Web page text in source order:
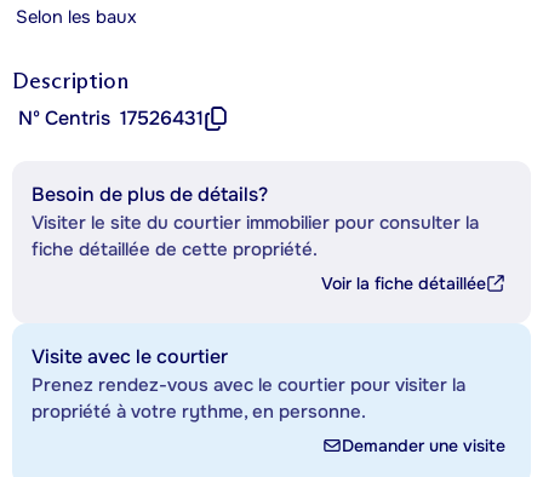
Selon les baux
Description
Nº Centris 17526431
Besoin de plus de détails?
Visiter le site du courtier immobilier pour consulter la
fiche détaillée de cette propriété.
Voir la fiche détaillée
Visite avec le courtier
Prenez rendez-vous avec le courtier pour visiter la
propriété à votre rythme, en personne.
Demander une visite